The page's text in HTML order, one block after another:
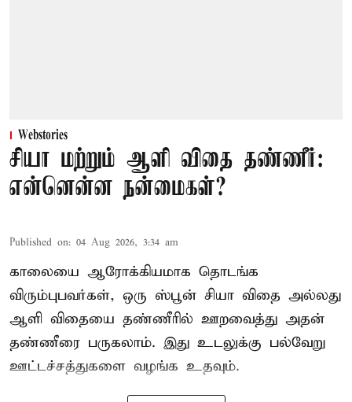
Webstories
சியா மற்றும் ஆளி விதை தண்ணீர்:
என்னென்ன நன்மைகள்?
Published on: 04 Aug 2026, 3:34 am
காலையை ஆரோக்கியமாக தொடங்க
விரும்புபவர்கள், ஒரு ஸ்பூன் சியா விதை அல்லது
ஆளி விதையை தண்ணீரில் ஊறவைத்து அதன்
தண்ணீரை பருகலாம். இது உடலுக்கு பல்வேறு
ஊட்டச்சத்துகளை வழங்க உதவும்.